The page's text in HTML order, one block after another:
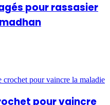
pour rassasier
pour vaincre